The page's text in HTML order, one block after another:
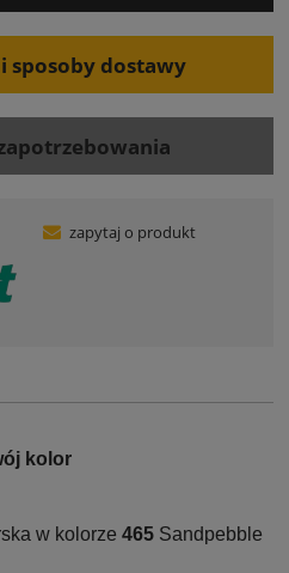
sposoby dostawy
zapytaj o produkt
kolor
w kolorze 465 Sandpebble